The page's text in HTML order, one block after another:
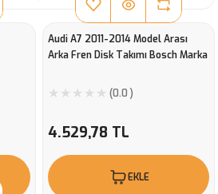
Audi A7 2011-2014 Model Arası
Arka Fren Disk Takımı Bosch Marka
(0.0 )
4.529,78 TL
EKLE